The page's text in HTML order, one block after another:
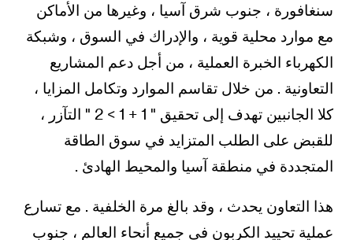
سنغافورة ، جنوب شرق آسيا ، وغيرها من الأماكن
مع موارد محلية قوية ، والإدراك في السوق ، وشبكة
الكهرباء الخبرة العملية ، من أجل دعم المشاريع
التعاونية . من خلال تقاسم الموارد وتكامل المزايا ،
كلا الجانبين تهدف إلى تحقيق " 1 + 1 > 2 " التآزر ،
للقبض على الطلب المتزايد في سوق الطاقة
المتجددة في منطقة آسيا والمحيط الهادئ .
هذا التعاون يحدث ، وقد بالغ مرة الخلفية . مع تسارع
عملية تحييد الكربون في جميع أنحاء العالم ، جنوب